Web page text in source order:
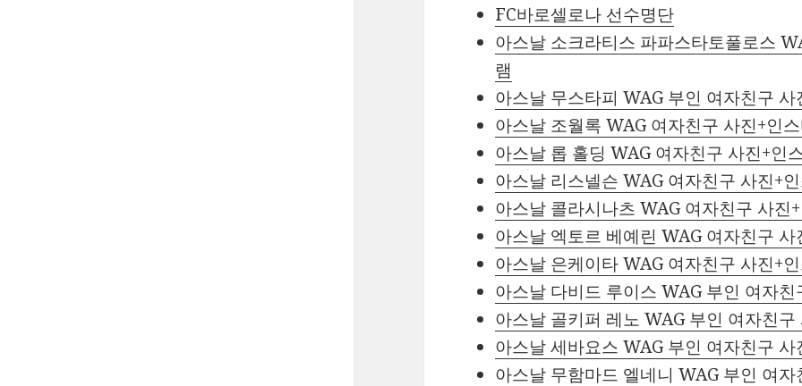
FC바로셀로나 선수명단
아스날 소크라티스 파파스타토풀로스
램
아스날 무스타피 WAG 부인 여자친구
아스날 조월록 WAG 여자친구 사진+인
아스날 롭 홀딩 WAG 여자친구 사진+인
아스날 리스넬슨 WAG 여자친구 사진+
아스날 콜라시나츠 WAG 여자친구 사진
아스날 엑토르 베예린 WAG 여자친구
아스날 은케이타 WAG 여자친구 사진+
아스날 다비드 루이스 WAG 부인 여자
아스날 골키퍼 레노 WAG 부인 여자친
아스날 세바요스 WAG 부인 여자친구
아스날 무함마드 엘네니 WAG 부인 여